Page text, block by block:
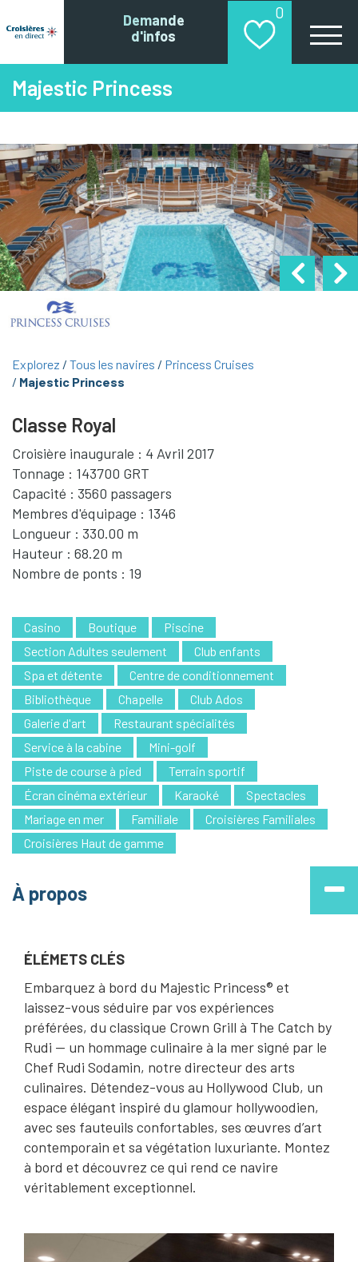
Demande
d'infos
0
Majestic Princess
Explorez Tous les navires
Princess Cruises
Majestic Princess
Classe Royal
Croisière inaugurale : 4 Avril 2017
Tonnage : 143700 GRT
Capacité : 3560 passagers
Membres d'équipage : 1346
Longueur : 330.00 m
Hauteur : 68.20 m
Nombre de ponts : 19
Casino Boutique
Piscine
Section Adultes seulement
Club enfants
Spa et détente
Centre de conditionnement
Bibliothèque
Chapelle
Club Ados
Galerie d'art
Restaurant spécialités
Service à la cabine
Mini-golf
Piste de course à pied
Terrain sportif
Écran cinéma extérieur
Karaoké
Spectacles
Mariage en mer
Familiale
Croisières Familiales
Croisières Haut de gamme
À propos
ÉLÉMETS CLÉS
Embarquez à bord du Majestic Princess® et
laissez-vous séduire par vos expériences
préférées, du classique Crown Grill à The Catch by
Rudi — un hommage culinaire à la mer signé par le
Chef Rudi Sodamin, notre directeur des arts
culinaires. Détendez-vous au Hollywood Club, un
espace élégant inspiré du glamour hollywoodien,
avec ses fauteuils confortables, ses œuvres d’art
contemporain et sa végétation luxuriante. Montez
à bord et découvrez ce qui rend ce navire
véritablement exceptionnel.